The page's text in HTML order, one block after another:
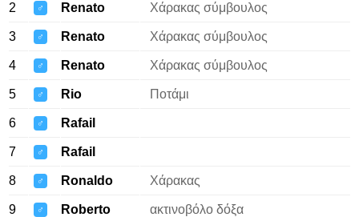
2 ♂ Renato Χάρακας σύμβουλος
3 ♂ Renato Χάρακας σύμβουλος
4 ♂ Renato Χάρακας σύμβουλος
5 ♂ Rio Ποτάμι
6 ♂ Rafail
7 ♂ Rafail
8 ♂ Ronaldo Χάρακας
9 ♂ Roberto ακτινοβόλο δόξα